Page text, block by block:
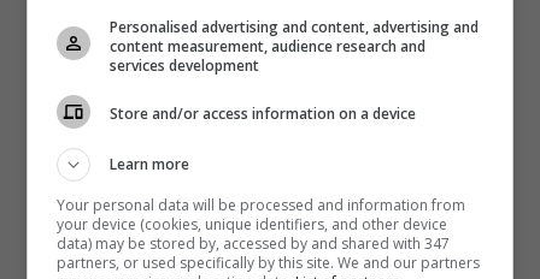
La Industria de Exhibición Cinematográfica siempre
será agradecida con su público.
En agradecimiento, precio único todo el día, lunes 25
de septiembre 2023:
**********
Todos los Cines
Todas las Salas
Personalised advertising and content, advertising and
content measurement, audience research and
services development
Store and/or access information on a device
Learn more
Your personal data will be processed and information from
your device (cookies, unique identifiers, and other device
data) may be stored by, accessed by and shared with 347
partners, or used specifically by this site. We and our partners